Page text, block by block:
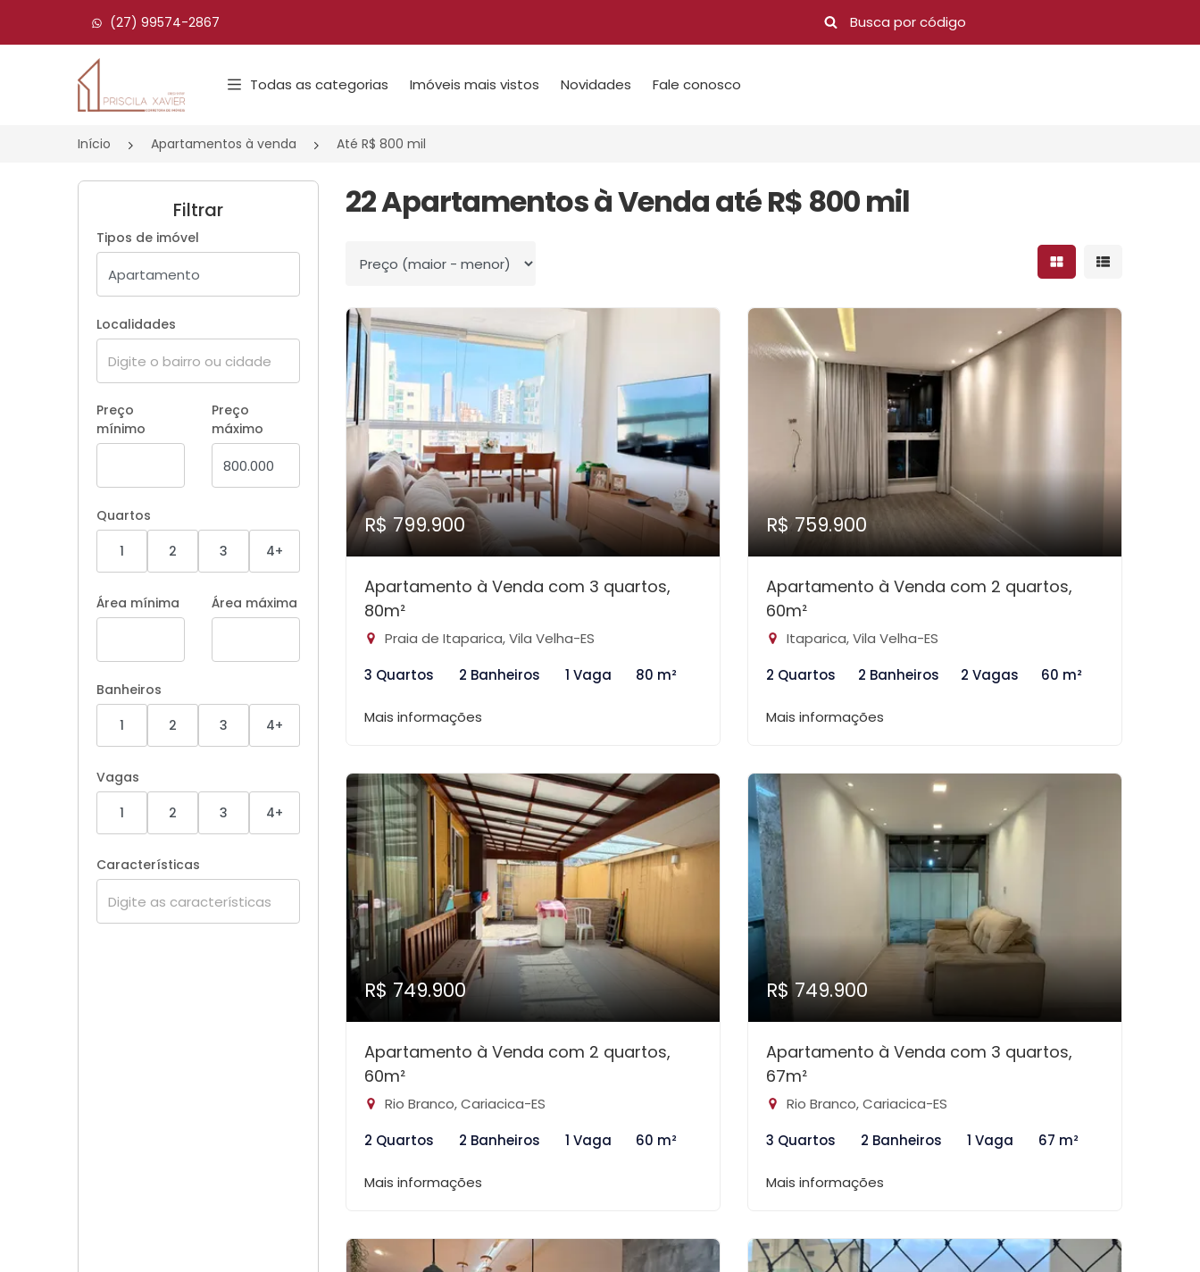
(27) 99574-2867
Página inicial
Todas as categorias Imóveis mais vistos Novidades Fale conosco
Início Apartamentos à venda Até R$ 800 mil
Filtrar
Tipos de imóvel
Localidades
Preço
mínimo
Preço
máximo
Quartos
1
2 3 4+
Área mínima Área máxima
Banheiros
1
2 3 4+
Vagas
1
2 3 4+
Características
22 Apartamentos à Venda até R$ 800 mil
Ordenar por Mostrar resultados
Mostrar
R$ 799.900
Apartamento à Venda com 3 quartos,
80m²
Praia de Itaparica, Vila Velha-ES
3 Quartos
2 Banheiros 1 Vaga 80 m²
Mais informações
R$ 759.900
Apartamento à Venda com 2 quartos,
60m²
Itaparica, Vila Velha-ES
2 Quartos
2 Banheiros 2 Vagas 60 m²
Mais informações
R$ 749.900
Apartamento à Venda com 2 quartos,
60m²
Rio Branco, Cariacica-ES
2 Quartos
2 Banheiros 1 Vaga 60 m²
Mais informações
R$ 749.900
Apartamento à Venda com 3 quartos,
67m²
Rio Branco, Cariacica-ES
3 Quartos
2 Banheiros 1 Vaga 67 m²
Mais informações